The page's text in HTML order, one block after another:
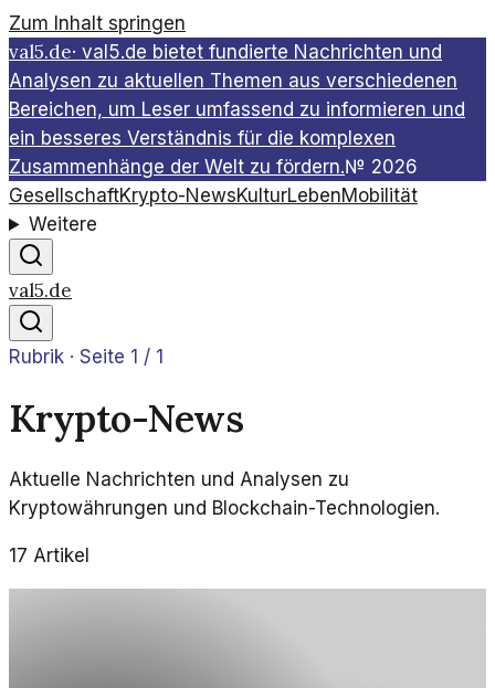
Zum Inhalt springen
val5.de· val5.de bietet fundierte Nachrichten und
Analysen zu aktuellen Themen aus verschiedenen
Bereichen, um Leser umfassend zu informieren und
ein besseres Verständnis für die komplexen
Zusammenhänge der Welt zu fördern.№ 2026
GesellschaftKrypto-NewsKulturLebenMobilität
Weitere
val5.de
Rubrik · Seite 1 / 1
Krypto-News
Aktuelle Nachrichten und Analysen zu
Kryptowährungen und Blockchain-Technologien.
17 Artikel